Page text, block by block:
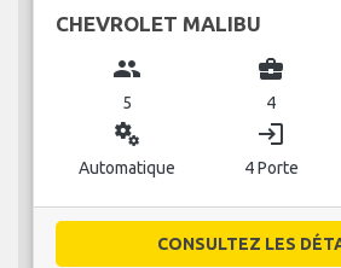
CHEVROLET MALIBU
group
5
business_center
4
miscellaneous_services
Automatique
login
4 Porte
CONSULTEZ LES